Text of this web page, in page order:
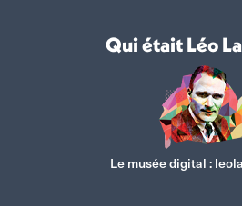
Qui était Léo
Le musée digital :